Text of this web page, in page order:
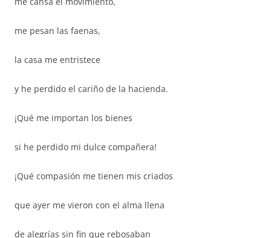
me pesan las faenas,
la casa me entristece
y he perdido el cariño de la hacienda.
¡Qué me importan los bienes
si he perdido mi dulce compañera!
¡Qué compasión me tienen mis criados
que ayer me vieron con el alma llena
de alegrías sin fin que rebosaban